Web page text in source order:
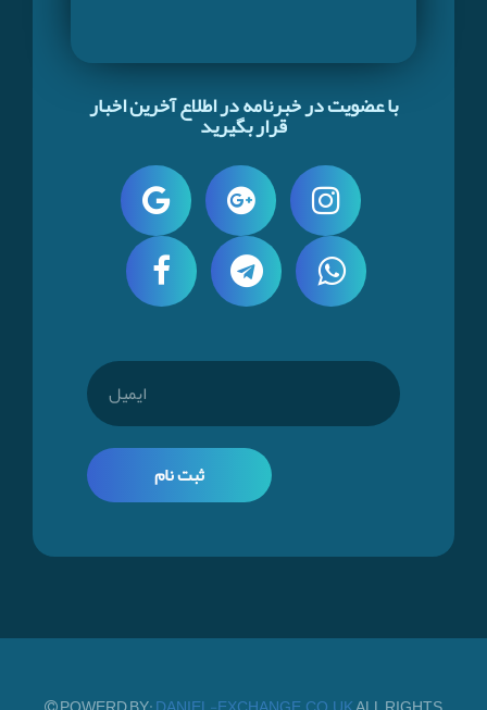
با عضویت در خبرنامه در اطلاع آخرین اخبار
قرار بگیرید
ثبت نام